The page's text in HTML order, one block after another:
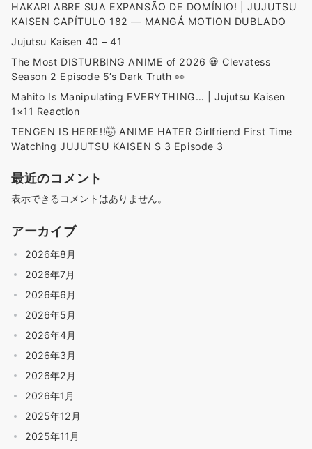
HAKARI ABRE SUA EXPANSÃO DE DOMÍNIO! | JUJUTSU
KAISEN CAPÍTULO 182 — MANGÁ MOTION DUBLADO
Jujutsu Kaisen 40 – 41
The Most DISTURBING ANIME of 2026 💀 Clevatess
Season 2 Episode 5’s Dark Truth 👀
Mahito Is Manipulating EVERYTHING… | Jujutsu Kaisen
1×11 Reaction
TENGEN IS HERE!!🤯 ANIME HATER Girlfriend First Time
Watching JUJUTSU KAISEN S 3 Episode 3
最近のコメント
表示できるコメントはありません。
アーカイブ
2026年8月
2026年7月
2026年6月
2026年5月
2026年4月
2026年3月
2026年2月
2026年1月
2025年12月
2025年11月